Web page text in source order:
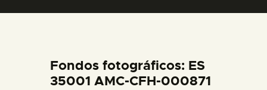
DIDÁCTICA
Fondos fotográficos: ES
35001 AMC-CFH-000871